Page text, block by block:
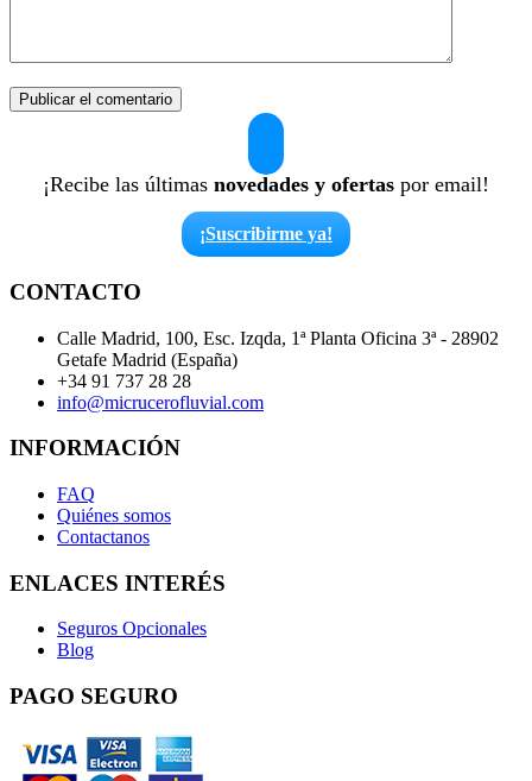
¡Recibe las últimas novedades y ofertas por email!
¡Suscribirme ya!
CONTACTO
Calle Madrid, 100, Esc. Izqda, 1ª Planta Oficina 3ª - 28902
Getafe Madrid (España)
+34 91 737 28 28
info@micrucerofluvial.com
INFORMACIÓN
FAQ
Quiénes somos
Contactanos
ENLACES INTERÉS
Seguros Opcionales
Blog
PAGO SEGURO